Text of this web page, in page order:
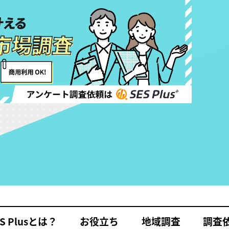
Plusとは？ お役立ち 地域調査 調査